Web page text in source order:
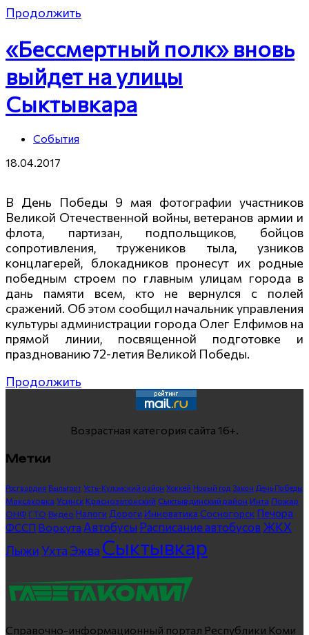
Продолжить
«Бессмертный полк» вновь
выйдет на улицы
Сыктывкара
События
18.04.2017
В День Победы 9 мая фотографии участников
Великой Отечественной войны, ветеранов армии и
флота, партизан, подпольщиков, бойцов
сопротивления, тружеников тыла, узников
концлагерей, блокадников пронесут их родные
победным строем по главным улицам города в
дань памяти всем, кто не вернулся с полей
сражений. Об этом сообщил начальник управления
культуры администрации города Олег Елфимов на
прямой линии, посвященной подготовке и
празднованию 72-летия Великой Победы.
Продолжить
Возрастная категория сайта 16+.
Метки
Росгвардия Выльгорт Усть-Куломский район Хоккей Новый год Закон День Победы
Максаковка Усинск Краснозатонский Сыктывдинский район Инта Пожар
ОНФ ГТО Видео Налоги Дороги Инноватика Сосногорск Печора
ФССП Воркута Автобусы Расписание автобусов ЖКХ
ЛыжиУхта Эжва Сыктывкар
Справочно-информационный портал Республики Коми